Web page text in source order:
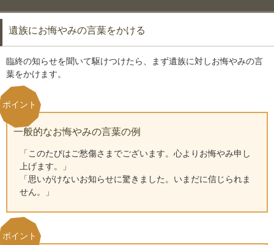
遺族にお悔やみの言葉をかける
臨終の知らせを聞いて駆けつけたら、まず遺族に対しお悔やみの言
葉をかけます。
一般的なお悔やみの言葉の例
「このたびはご愁傷さまでございます。心よりお悔やみ申し
上げます。」
「思いがけないお知らせに驚きました。いまだに信じられま
せん。」